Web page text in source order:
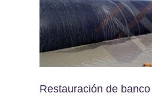
Restauración de